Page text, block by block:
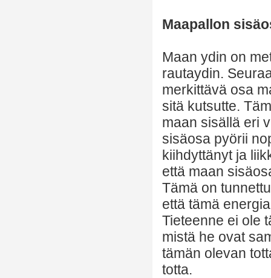
Maapallon
Maan ydin on
rautaydin.
merkittävä osa
sitä kutsutte.
maan sisällä eri
sisäosa pyörii
kiihdyttänyt ja
että maan
Tämä on
että tämä
Tieteenne ei ole
mistä he ovat
tämän olevan
totta.